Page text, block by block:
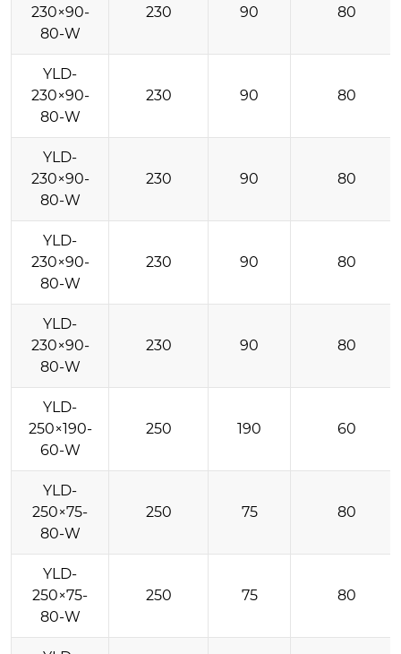
230×90-
80-W
230 90 80
YLD-
230×90-
80-W
230 90 80
YLD-
230×90-
80-W
230 90 80
YLD-
230×90-
80-W
230 90 80
YLD-
230×90-
80-W
230 90 80
YLD-
250×190-
60-W
250 190 60
YLD-
250×75-
80-W
250 75 80
YLD-
250×75-
80-W
250 75 80